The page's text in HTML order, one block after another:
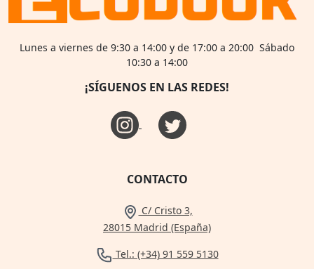
Lunes a viernes de 9:30 a 14:00 y de 17:00 a 20:00 Sábado
10:30 a 14:00
¡SÍGUENOS EN LAS REDES!
CONTACTO
C/ Cristo 3,
28015 Madrid (España)
Tel.: (+34) 91 559 5130